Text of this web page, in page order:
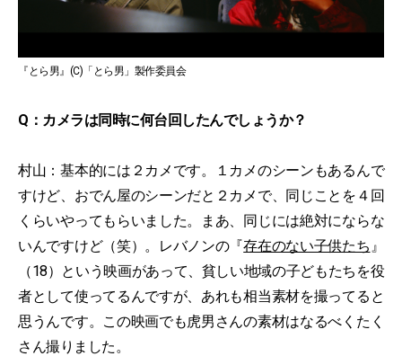
『とら男』(C)「とら男」製作委員会
Q：カメラは同時に何台回したんでしょうか？
村山：基本的には２カメです。１カメのシーンもあるんで
すけど、おでん屋のシーンだと２カメで、同じことを４回
くらいやってもらいました。まあ、同じには絶対にならな
いんですけど（笑）。レバノンの『存在のない子供たち 』
（18）という映画があって、貧しい地域の子どもたちを役
者として使ってるんですが、あれも相当素材を撮ってると
思うんです。この映画でも虎男さんの素材はなるべくたく
さん撮りました。